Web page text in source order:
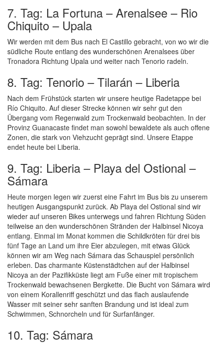
7. Tag: La Fortuna – Arenalsee – Rio
Chiquito – Upala
Wir werden mit dem Bus nach El Castillo gebracht, von wo wir die
südliche Route entlang des wunderschönen Arenalsees über
Tronadora Richtung Upala und weiter nach Tenorio radeln.
8. Tag: Tenorio – Tilarán – Liberia
Nach dem Frühstück starten wir unsere heutige Radetappe bei
Río Chiquito. Auf dieser Strecke können wir sehr gut den
Übergang vom Regenwald zum Trockenwald beobachten. In der
Provinz Guanacaste findet man sowohl bewaldete als auch offene
Zonen, die stark von Viehzucht geprägt sind. Unsere Etappe
endet heute bei Liberia.
9. Tag: Liberia – Playa del Ostional –
Sámara
Heute morgen legen wir zuerst eine Fahrt im Bus bis zu unserem
heutigen Ausgangspunkt zurück. Ab Playa del Ostional sind wir
wieder auf unseren Bikes unterwegs und fahren Richtung Süden
teilweise an den wunderschönen Stränden der Halbinsel Nicoya
entlang. Einmal im Monat kommen die Schildkröten für drei bis
fünf Tage an Land um ihre Eier abzulegen, mit etwas Glück
können wir am Weg nach Sámara das Schauspiel persönlich
erleben. Das charmante Küstenstädtchen auf der Halbinsel
Nicoya an der Pazifikküste liegt am Fuße einer mit tropischem
Trockenwald bewachsenen Bergkette. Die Bucht von Sámara wird
von einem Korallenriff geschützt und das flach auslaufende
Wasser mit seiner sehr sanften Brandung und ist ideal zum
Schwimmen, Schnorcheln und für Surfanfänger.
10. Tag: Sámara